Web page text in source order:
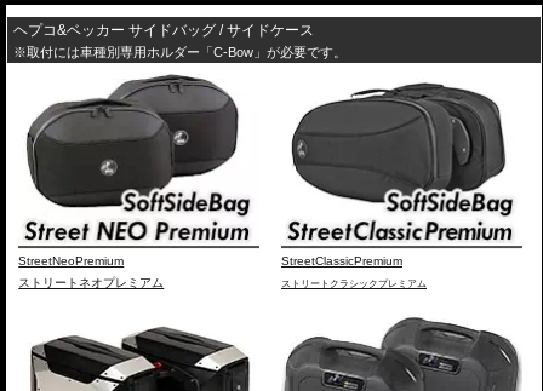
ヘプコ&ベッカー サイドバッグ / サイドケース
※取付には車種別専用ホルダー「C-Bow」が必要です。
StreetNeoPremium
ストリートネオプレミアム
StreetClassicPremium
ストリートクラシックプレミアム